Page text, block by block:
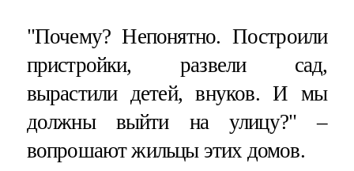
"Почему? Непонятно. Построили
пристройки, развели сад,
вырастили детей, внуков. И мы
должны выйти на улицу?" –
вопрошают жильцы этих домов.